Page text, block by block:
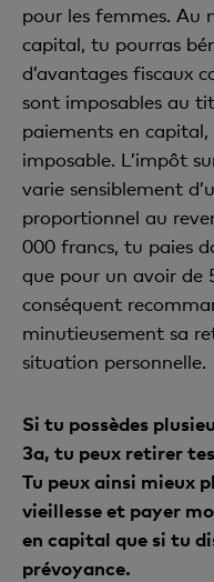
pour les femmes.
capital, tu pourras
d’avantages fiscaux
sont imposables au
paiements en
imposable. L’impôt
varie sensiblement
proportionnel au
000 francs, tu paies
que pour un avoir de
conséquent
minutieusement sa
situation personnelle.
Si tu possèdes
3a, tu peux retirer
Tu peux ainsi mieux
vieillesse et payer
en capital que si tu
prévoyance.